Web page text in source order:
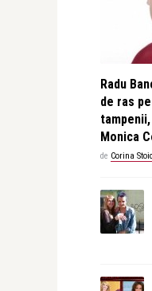
Radu
de ras
Monica
de Corina